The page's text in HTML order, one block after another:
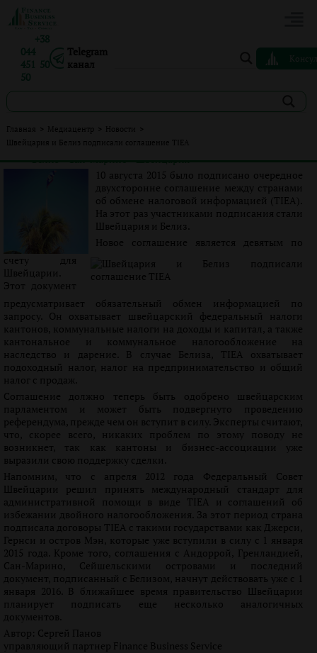
+38
044
451 50
50
Telegram
канал
Главная > Медиацентр > Новости
>
Швейцария и Белиз подписали соглашение TIEA
Швейцария и Белиз подписали соглашение TIEA
Опубликовано: Сергей Панов 13.08.2015 | Новости
Теги: #Белиз #Сан-Марино #Швейцария
10 августа 2015 было подписано очередное
двухсторонне соглашение между странами
об обмене налоговой информацией (TIEA).
На этот раз участниками подписания стали
Швейцария и Белиз.
Новое соглашение является девятым по
счету для
Швейцарии.
Этот документ
предусматривает обязательный обмен информацией по
запросу. Он охватывает швейцарский федеральный налоги
кантонов, коммунальные налоги на доходы и капитал, а также
кантональное и коммунальное налогообложение на
наследство и дарение. В случае Белиза, TIEA охватывает
подоходный налог, налог на предпринимательство и общий
налог с продаж.
Соглашение должно теперь быть одобрено швейцарским
парламентом и может быть подвергнуто проведению
референдума, прежде чем он вступит в силу. Эксперты считают,
что, скорее всего, никаких проблем по этому поводу не
возникнет, так как кантоны и бизнес-ассоциации уже
выразили свою поддержку сделки.
Напомним, что с апреля 2012 года Федеральный Совет
Швейцарии решил принять международный стандарт для
административной помощи в виде TIEA и соглашений об
избежании двойного налогообложения. За этот период страна
подписала договоры TIEA с такими государствами как Джерси,
Гернси и остров Мэн, которые уже вступили в силу с 1 января
2015 года. Кроме того, соглашения с Андоррой, Гренландией,
Сан-Марино, Сейшельскими островами и последний
документ, подписанный с Белизом, начнут действовать уже с 1
января 2016. В ближайшее время правительство Швейцарии
планирует подписать еще несколько аналогичных
документов.
Автор: Сергей Панов
управляющий партнер Finance Business Service